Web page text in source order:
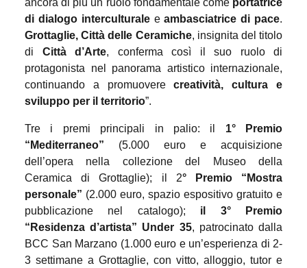
di dialogo interculturaleeambasciatrice di pace.
Grottaglie, Città delle Ceramiche, insignita del titolo
di Città d’Arte, conferma così il suo ruolo di
protagonista nel panorama artistico internazionale,
continuando a promuoverecreatività, cultura e
sviluppo per il territorio”.
Tre i premi principali in palio: il 1° Premio
“Mediterraneo” (5.000 euro e acquisizione
dell’opera nella collezione del Museo della
Ceramica di Grottaglie); il 2° Premio “Mostra
personale” (2.000 euro, spazio espositivo gratuito e
pubblicazione nel catalogo); il 3° Premio
“Residenza d’artista” Under 35, patrocinato dalla
BCC San Marzano (1.000 euro e un’esperienza di 2-
3 settimane a Grottaglie, con vitto, alloggio, tutor e